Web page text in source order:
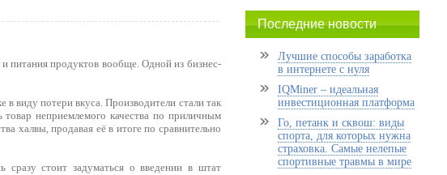
питания продуктов вообще. Одной из бизнес-
виду потери вкуса. Производители стали так
товар неприемлемого качества по приличным
халвы, продавая её в итоге по сравнительно
сразу стоит задуматься о введении в штат
Последние новости
Лучшие способы заработка
в интернете с нуля
IQMiner – идеальная
инвестиционная платформа
Го, петанк и сквош: виды
спорта, для которых нужна
страховка. Самые нелепые
спортивные травмы в мире